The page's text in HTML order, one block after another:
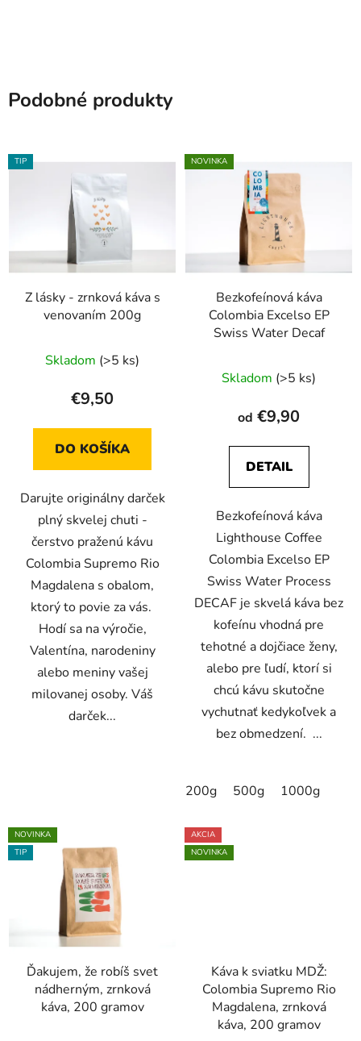
Podobné produkty
TIP
Z lásky - zrnková káva s
venovaním 200g
Skladom (>5 ks)
€9,50
DO KOŠÍKA
Darujte originálny darček
plný skvelej chuti -
čerstvo praženú kávu
Colombia Supremo Rio
Magdalena s obalom,
ktorý to povie za vás.
Hodí sa na výročie,
Valentína, narodeniny
alebo meniny vašej
milovanej osoby. Váš
darček...
NOVINKA
Bezkofeínová káva
Colombia Excelso EP
Swiss Water Decaf
hodnotenie
produktu
je
4,0
z
hviezdičiek.
Skladom (>5 ks)
od €9,90
DETAIL
Bezkofeínová káva
Lighthouse Coffee
Colombia Excelso EP
Swiss Water Process
DECAF je skvelá káva bez
kofeínu vhodná pre
tehotné a dojčiace ženy,
alebo pre ľudí, ktorí si
chcú kávu skutočne
vychutnať kedykoľvek a
bez obmedzení. ...
200g 500g 1000g
NOVINKA
TIP
Ďakujem, že robíš svet
nádherným, zrnková
káva, 200 gramov
AKCIA
NOVINKA
Káva k sviatku MDŽ:
Colombia Supremo Rio
Magdalena, zrnková
káva, 200 gramov